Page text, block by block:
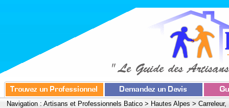
Navigation : Artisans et Professionnels Batico > Hautes Alpes >